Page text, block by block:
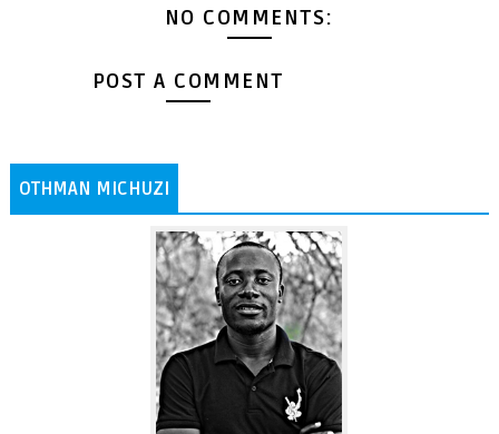
NO COMMENTS:
POST A COMMENT
OTHMAN MICHUZI